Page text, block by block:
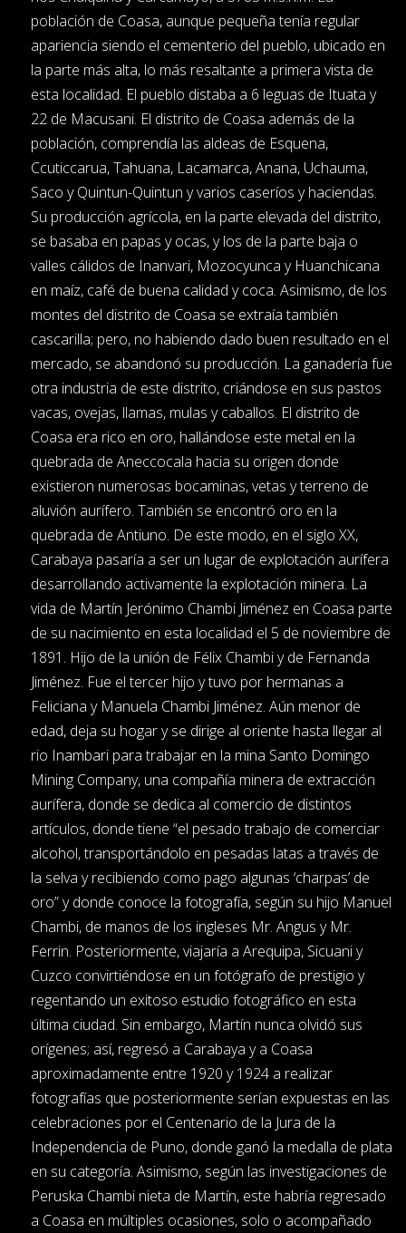
población de Coasa, aunque pequeña tenía regular
apariencia siendo el cementerio del pueblo, ubicado en
la parte más alta, lo más resaltante a primera vista de
esta localidad. El pueblo distaba a 6 leguas de Ituata y
22 de Macusani. El distrito de Coasa además de la
población, comprendía las aldeas de Esquena,
Ccuticcarua, Tahuana, Lacamarca, Anana, Uchauma,
Saco y Quintun-Quintun y varios caseríos y haciendas.
Su producción agrícola, en la parte elevada del distrito,
se basaba en papas y ocas, y los de la parte baja o
valles cálidos de Inanvari, Mozocyunca y Huanchicana
en maíz, café de buena calidad y coca. Asimismo, de los
montes del distrito de Coasa se extraía también
cascarilla; pero, no habiendo dado buen resultado en el
mercado, se abandonó su producción. La ganadería fue
otra industria de este distrito, criándose en sus pastos
vacas, ovejas, llamas, mulas y caballos. El distrito de
Coasa era rico en oro, hallándose este metal en la
quebrada de Aneccocala hacia su origen donde
existieron numerosas bocaminas, vetas y terreno de
aluvión aurífero. También se encontró oro en la
quebrada de Antiuno. De este modo, en el siglo XX,
Carabaya pasaría a ser un lugar de explotación aurífera
desarrollando activamente la explotación minera. La
vida de Martín Jerónimo Chambi Jiménez en Coasa parte
de su nacimiento en esta localidad el 5 de noviembre de
1891. Hijo de la unión de Félix Chambi y de Fernanda
Jiménez. Fue el tercer hijo y tuvo por hermanas a
Feliciana y Manuela Chambi Jiménez. Aún menor de
edad, deja su hogar y se dirige al oriente hasta llegar al
rio Inambari para trabajar en la mina Santo Domingo
Mining Company, una compañía minera de extracción
aurífera, donde se dedica al comercio de distintos
artículos, donde tiene “el pesado trabajo de comerciar
alcohol, transportándolo en pesadas latas a través de
la selva y recibiendo como pago algunas ‘charpas’ de
oro” y donde conoce la fotografía, según su hijo Manuel
Chambi, de manos de los ingleses Mr. Angus y Mr.
Ferrin. Posteriormente, viajaría a Arequipa, Sicuani y
Cuzco convirtiéndose en un fotógrafo de prestigio y
regentando un exitoso estudio fotográfico en esta
última ciudad. Sin embargo, Martín nunca olvidó sus
orígenes; así, regresó a Carabaya y a Coasa
aproximadamente entre 1920 y 1924 a realizar
fotografías que posteriormente serían expuestas en las
celebraciones por el Centenario de la Jura de la
Independencia de Puno, donde ganó la medalla de plata
en su categoría. Asimismo, según las investigaciones de
Peruska Chambi nieta de Martín, este habría regresado
a Coasa en múltiples ocasiones, solo o acompañado